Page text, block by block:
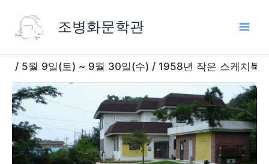
조병화문학관
5월 9일(토) ~ 9월 30일(수) / 1958년 작은 스케치북